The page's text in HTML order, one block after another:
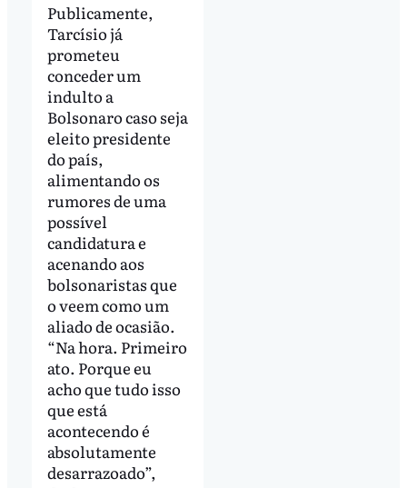
Publicamente,
Tarcísio já
prometeu
conceder um
indulto a
Bolsonaro caso seja
eleito presidente
do país,
alimentando os
rumores de uma
possível
candidatura e
acenando aos
bolsonaristas que
o veem como um
aliado de ocasião.
“Na hora. Primeiro
ato. Porque eu
acho que tudo isso
que está
acontecendo é
absolutamente
desarrazoado”,